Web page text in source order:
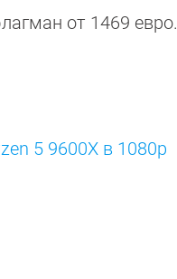
от 1469 евро.
5 9600X в 1080p